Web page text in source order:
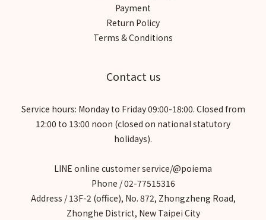
Payment
Return Policy
Terms & Conditions
Contact us
Service hours: Monday to Friday 09:00-18:00. Closed from
12:00 to 13:00 noon (closed on national statutory
holidays).
LINE online customer service/@poiema
Phone / 02-77515316
Address / 13F-2 (office), No. 872, Zhongzheng Road,
Zhonghe District, New Taipei City